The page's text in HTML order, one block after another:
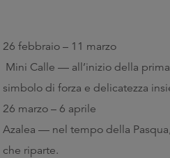
26 febbraio – 11 marzo
Mini Calle — all’inizio della
simbolo di forza e delicatezza
26 marzo – 6 aprile
Azalea — nel tempo della
che riparte.